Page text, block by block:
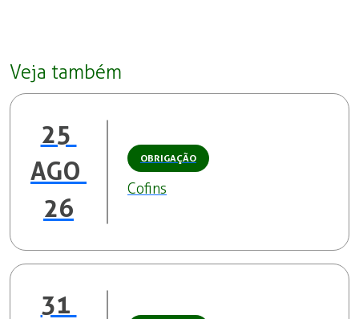
Veja também
25
AGO
26
OBRIGAÇÃO
Cofins
31